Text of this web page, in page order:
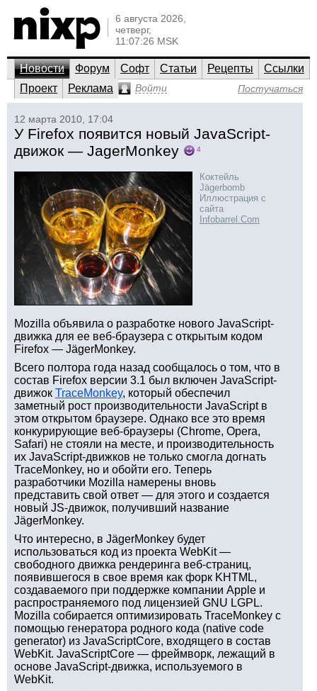
6 августа 2026,
четверг,
11:07:26 MSK
Новости Форум Софт Статьи Рецепты
Ссылки
Проект
Реклама Войти Постучаться
12 марта 2010, 17:04
У Firefox появится новый JavaScript-
движок — JagerMonkey
4
Коктейль
Jägerbomb
Иллюстрация с
сайта
Infobarrel.Com
Mozilla объявила о разработке нового JavaScript-
движка для ее веб-браузера с открытым кодом
Firefox — JägerMonkey.
Всего полтора года назад сообщалось о том, что в
состав Firefox версии 3.1 был включен JavaScript-
движок TraceMonkey, который обеспечил
заметный рост производительности JavaScript в
этом открытом браузере. Однако все это время
конкурирующие веб-браузеры (Chrome, Opera,
Safari) не стояли на месте, и производительность
их JavaScript-движков не только смогла догнать
TraceMonkey, но и обойти его. Теперь
разработчики Mozilla намерены вновь
представить свой ответ — для этого и создается
новый JS-движок, получивший название
JägerMonkey.
Что интересно, в JägerMonkey будет
использоваться код из проекта WebKit —
свободного движка рендеринга веб-страниц,
появившегося в свое время как форк KHTML,
создаваемого при поддержке компании Apple и
распространяемого под лицензией GNU LGPL.
Mozilla собирается оптимизировать TraceMonkey с
помощью генератора родного кода (native code
generator) из JavaScriptCore, входящего в состав
WebKit. JavaScriptCore — фреймворк, лежащий в
основе JavaScript-движка, используемого в
WebKit.